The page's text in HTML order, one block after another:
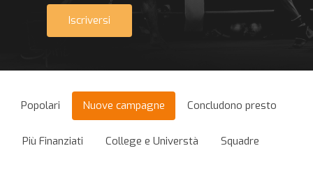
Iscriversi
Popolari Nuove campagne Concludono presto
Più Finanziati College e Universtà Squadre